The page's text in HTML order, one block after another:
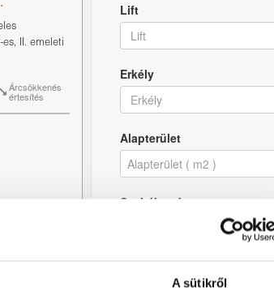
A sütikről
II. emeleti
Árcsökkenés
értesítés
Lift
Lift
Erkély
Erkély
Alapterület
Szobák száma
Telek területe